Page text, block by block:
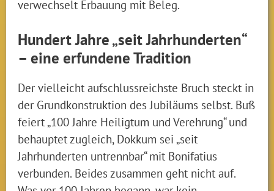
verwechselt Erbauung mit Beleg.
Hundert Jahre „seit Jahrhunderten“
– eine erfundene Tradition
Der vielleicht aufschlussreichste Bruch steckt in
der Grundkonstruktion des Jubiläums selbst. Buß
feiert „100 Jahre Heiligtum und Verehrung“ und
behauptet zugleich, Dokkum sei „seit
Jahrhunderten untrennbar“ mit Bonifatius
verbunden. Beides zusammen geht nicht auf.